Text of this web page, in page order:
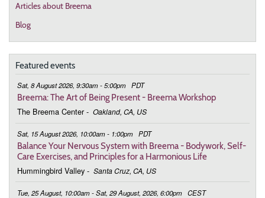
Articles about Breema
Blog
Featured events
Sat, 8 August 2026, 9:30am - 5:00pm PDT
Breema: The Art of Being Present - Breema Workshop
The Breema Center - Oakland, CA, US
Sat, 15 August 2026, 10:00am - 1:00pm PDT
Balance Your Nervous System with Breema - Bodywork, Self-
Care Exercises, and Principles for a Harmonious Life
Hummingbird Valley - Santa Cruz, CA, US
Tue, 25 August, 10:00am - Sat, 29 August, 2026, 6:00pm CEST